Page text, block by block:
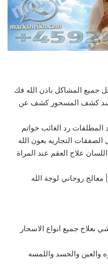
جميع المشاكل باذن الله فك
كشف المسحور كشف عن
المطلقات رد الغائب خواتم
التجاريه بعون الله
علاج العقم عند المراة
روحاني لوجة الله
بعلاج جميع انواع الاسحار
والعين والحسد واللمسه